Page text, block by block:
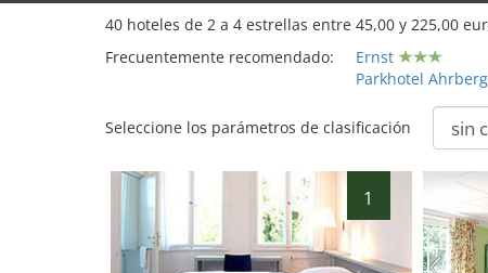
40 hoteles de 2 a 4 estrellas entre 45,00 y 225,00
Frecuentemente recomendado:
Ernst
Parkhotel
Seleccione los parámetros de clasificación
1